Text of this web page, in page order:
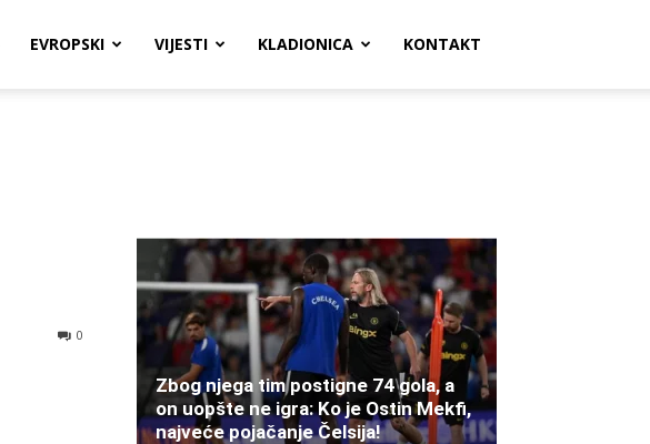
EVROPSKI VIJESTI KLADIONICA KONTAKT
0
Zbog njega tim postigne 74 gola, a
on uopšte ne igra: Ko je Ostin Mekfi,
najveće pojačanje Čelsija!